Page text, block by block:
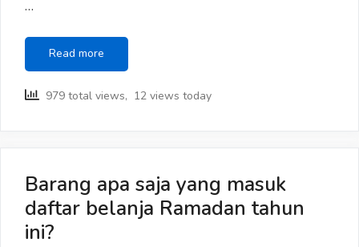
…
Read more
yang
Gen
Shopping!
979 total views, 12 views today
Barang apa saja yang masuk
daftar belanja Ramadan tahun
ini?